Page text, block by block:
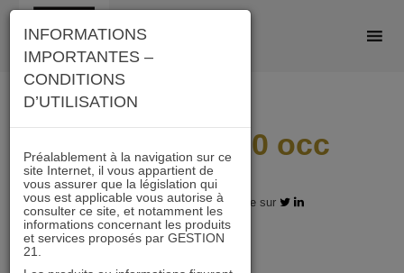
Skip
content
Video 151220 occ
15.12.2020 - Partagez l'article sur
INFORMATIONS
IMPORTANTES –
CONDITIONS
D’UTILISATION
Préalablement à la navigation sur ce
site Internet, il vous appartient de
vous assurer que la législation qui
vous est applicable vous autorise à
consulter ce site, et notamment les
informations concernant les produits
et services proposés par GESTION
21.